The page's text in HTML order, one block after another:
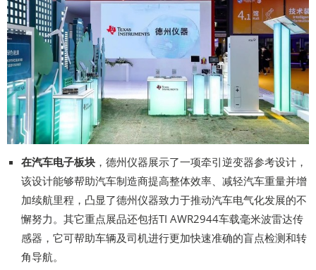
在汽车电子板块 ，德州仪器展示了一项牵引逆变器参考设计，
该设计能够帮助汽车制造商提高整体效率、减轻汽车重量并增
加续航里程，凸显了德州仪器致力于推动汽车电气化发展的不
懈努力。其它重点展品还包括TI AWR2944车载毫米波雷达传
感器，它可帮助车辆及司机进行更加快速准确的盲点检测和转
角导航。